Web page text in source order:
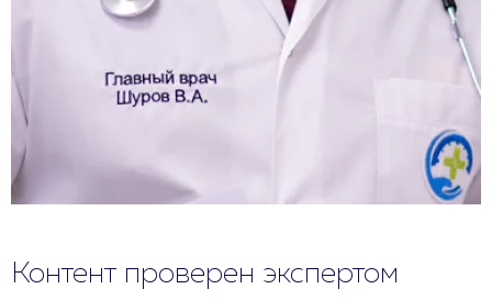
Контент проверен экспертом